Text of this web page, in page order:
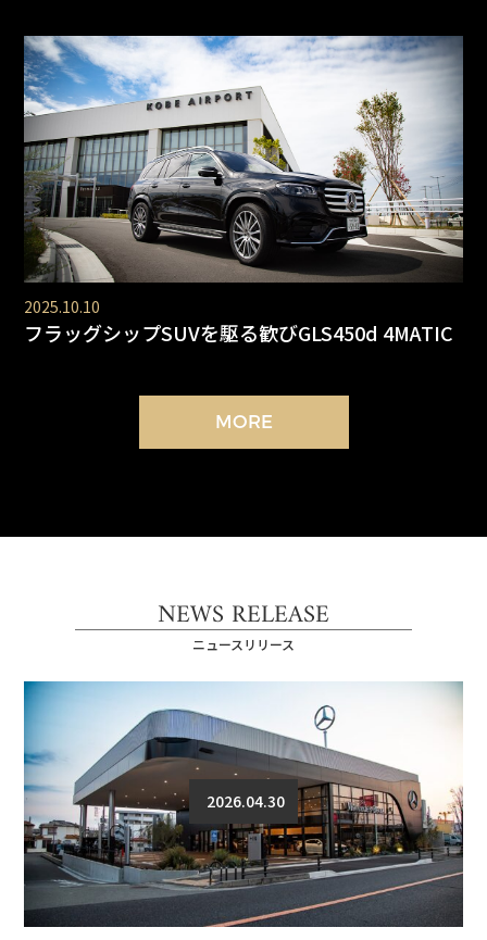
2025.10.10
フラッグシップSUVを駆る歓びGLS450d 4MATIC
MORE
NEWS RELEASE
ニュースリリース
2026.04.30